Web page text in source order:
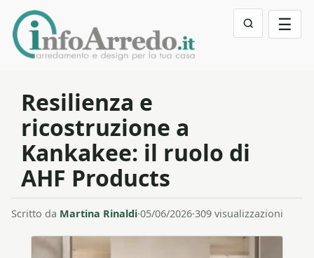
☰
Resilienza e
ricostruzione a
Kankakee: il ruolo di
AHF Products
Scritto da Martina Rinaldi·05/06/2026·309 visualizzazioni